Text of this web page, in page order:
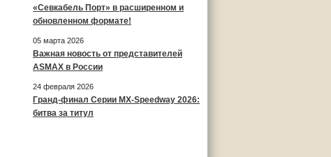
«Севкабель Порт» в расширенном и
обновленном формате!
05 марта 2026
Важная новость от представителей
ASMAX в России
24 февраля 2026
Гранд-финал Серии MX-Speedway 2026:
битва за титул